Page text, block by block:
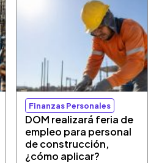
Finanzas Personales
DOM realizará feria de
empleo para personal
de construcción,
¿cómo aplicar?